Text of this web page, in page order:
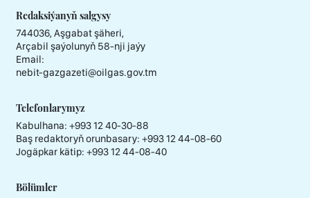
Redaksiýanyň salgysy
744036, Aşgabat şäheri,
Arçabil şaýolunyň 58-nji jaýy
Email:
nebit-gazgazeti@oilgas.gov.tm
Telefonlarymyz
Kabulhana: +993 12 40-30-88
Baş redaktoryň orunbasary: +993 12 44-08-60
Jogäpkar kätip: +993 12 44-08-40
Bölümler